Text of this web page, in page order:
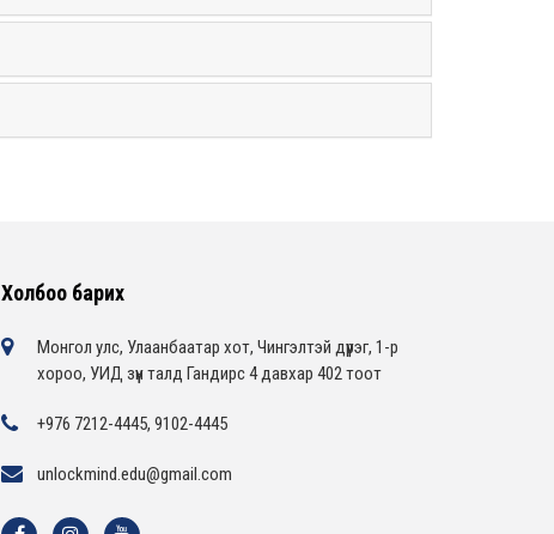
Холбоо барих
Монгол улс, Улаанбаатар хот, Чингэлтэй дүүрэг, 1-р
хороо, УИД зүүн талд Гандирс 4 давхар 402 тоот
+976 7212-4445, 9102-4445
unlockmind.edu@gmail.com